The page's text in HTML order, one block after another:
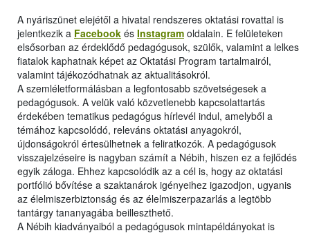
A nyáriszünet elejétől a hivatal rendszeres oktatási rovattal is
jelentkezik a Facebook és Instagram oldalain. E felületeken
elsősorban az érdeklődő pedagógusok, szülők, valamint a lelkes
fiatalok kaphatnak képet az Oktatási Program tartalmairól,
valamint tájékozódhatnak az aktualitásokról.
A szemléletformálásban a legfontosabb szövetségesek a
pedagógusok. A velük való közvetlenebb kapcsolattartás
érdekében tematikus pedagógus hírlevél indul, amelyből a
témához kapcsolódó, releváns oktatási anyagokról,
újdonságokról értesülhetnek a feliratkozók. A pedagógusok
visszajelzéseire is nagyban számít a Nébih, hiszen ez a fejlődés
egyik záloga. Ehhez kapcsolódik az a cél is, hogy az oktatási
portfólió bővítése a szaktanárok igényeihez igazodjon, ugyanis
az élelmiszerbiztonság és az élelmiszerpazarlás a legtöbb
tantárgy tananyagába beilleszthető.
A Nébih kiadványaiból a pedagógusok mintapéldányokat is